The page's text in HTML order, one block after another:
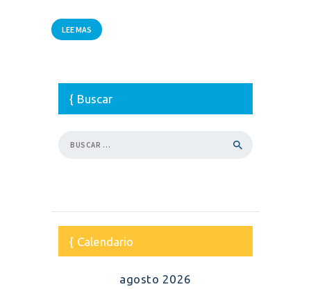
LEE MAS
Buscar
Calendario
agosto 2026